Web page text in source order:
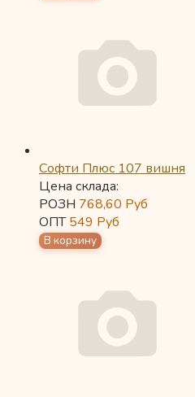
Софти Плюс 107 вишня
Цена склада:
РОЗН 768,60 Руб
ОПТ549 Руб